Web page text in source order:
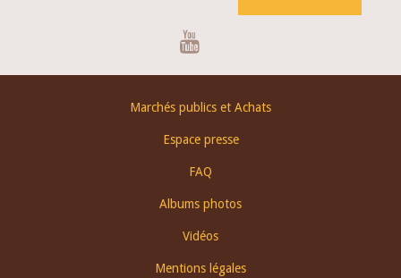
Marchés publics et Achats
Espace presse
FAQ
Albums photos
Vidéos
Mentions légales